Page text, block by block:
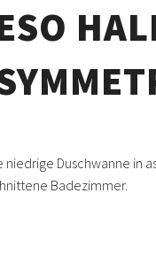
niedrige Duschwanne in
Badezimmer.